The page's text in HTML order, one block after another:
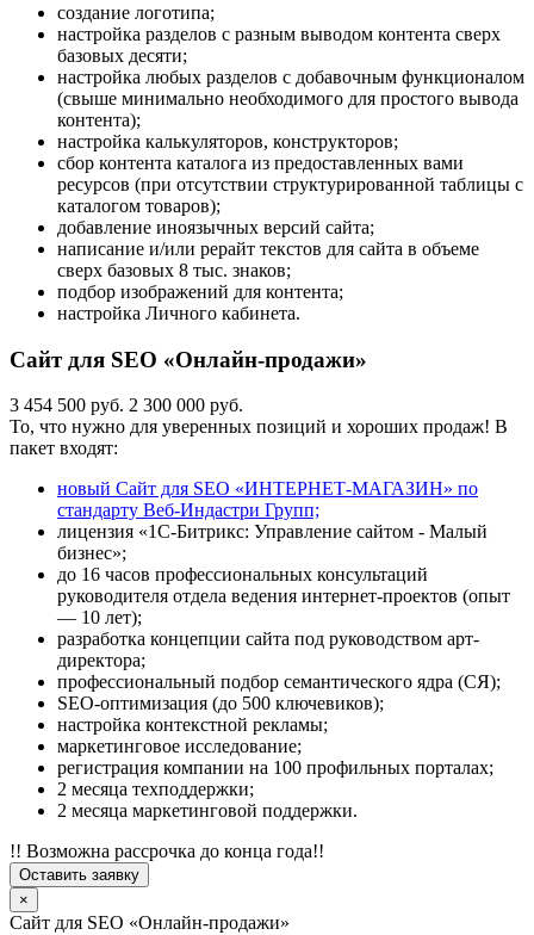
создание логотипа;
настройка разделов с разным выводом контента сверх
базовых десяти;
настройка любых разделов с добавочным функционалом
(свыше минимально необходимого для простого вывода
контента);
настройка калькуляторов, конструкторов;
сбор контента каталога из предоставленных вами
ресурсов (при отсутствии структурированной таблицы с
каталогом товаров);
добавление иноязычных версий сайта;
написание и/или рерайт текстов для сайта в объеме
сверх базовых 8 тыс. знаков;
подбор изображений для контента;
настройка Личного кабинета.
Сайт для SEO «Онлайн-продажи»
3 454 500 руб. 2 300 000 руб.
То, что нужно для уверенных позиций и хороших продаж! В
пакет входят:
новый Сайт для SEO «ИНТЕРНЕТ-МАГАЗИН» по
стандарту Веб-Индастри Групп;
лицензия «1С-Битрикс: Управление сайтом - Малый
бизнес»;
до 16 часов профессиональных консультаций
руководителя отдела ведения интернет-проектов (опыт
— 10 лет);
разработка концепции сайта под руководством арт-
директора;
профессиональный подбор семантического ядра (СЯ);
SEO-оптимизация (до 500 ключевиков);
настройка контекстной рекламы;
маркетинговое исследование;
регистрация компании на 100 профильных порталах;
2 месяца техподдержки;
2 месяца маркетинговой поддержки.
!! Возможна рассрочка до конца года!!
Оставить заявку
×
Сайт для SEO «Онлайн-продажи»